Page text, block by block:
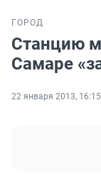
ГОРОД
Станцию
Самаре
22 января 2013, 16:15